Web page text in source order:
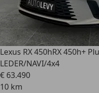
Lexus RX 450hRX 450h+
LEDER/NAVI/4x4
€ 63.490
10 km